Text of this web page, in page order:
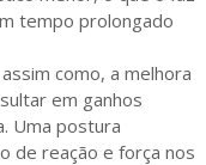
tempo prolongado
como, a melhora
em ganhos
Uma postura
de reação e força nos